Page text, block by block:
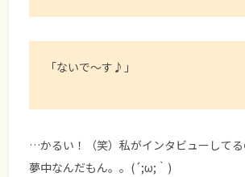
「ないで～す♪」
…かるい！（笑）私がインタビューして
夢中なんだもん。。(´;ω;｀)